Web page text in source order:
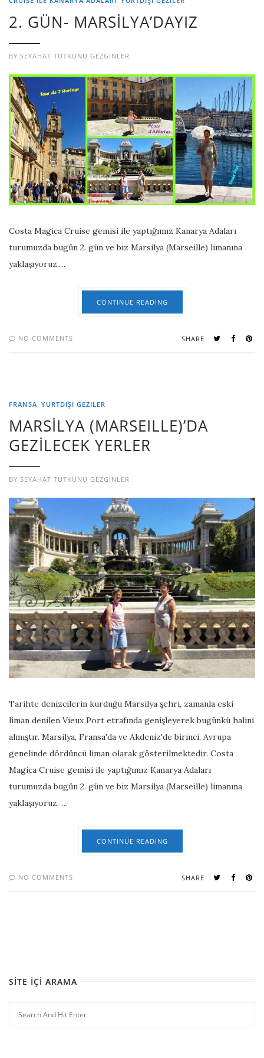
2. GÜN- MARSİLYA’DAYIZ
BY SEYAHAT TUTKUNU GEZGINLER
Costa Magica Cruise gemisi ile yaptığımız Kanarya Adaları
turumuzda bugün 2. gün ve biz Marsilya (Marseille) limanına
yaklaşıyoruz.…
CONTINUE READING
NO COMMENTS SHARE
FRANSA YURTDIŞI GEZILER
MARSİLYA (MARSEILLE)’DA
GEZİLECEK YERLER
BY SEYAHAT TUTKUNU GEZGINLER
Tarihte denizcilerin kurduğu Marsilya şehri, zamanla eski
liman denilen Vieux Port etrafında genişleyerek bugünkü halini
almıştır. Marsilya, Fransa'da ve Akdeniz'de birinci, Avrupa
genelinde dördüncü liman olarak gösterilmektedir. Costa
Magica Cruise gemisi ile yaptığımız Kanarya Adaları
turumuzda bugün 2. gün ve biz Marsilya (Marseille) limanına
yaklaşıyoruz. …
CONTINUE READING
NO COMMENTS SHARE
SITE İÇI ARAMA